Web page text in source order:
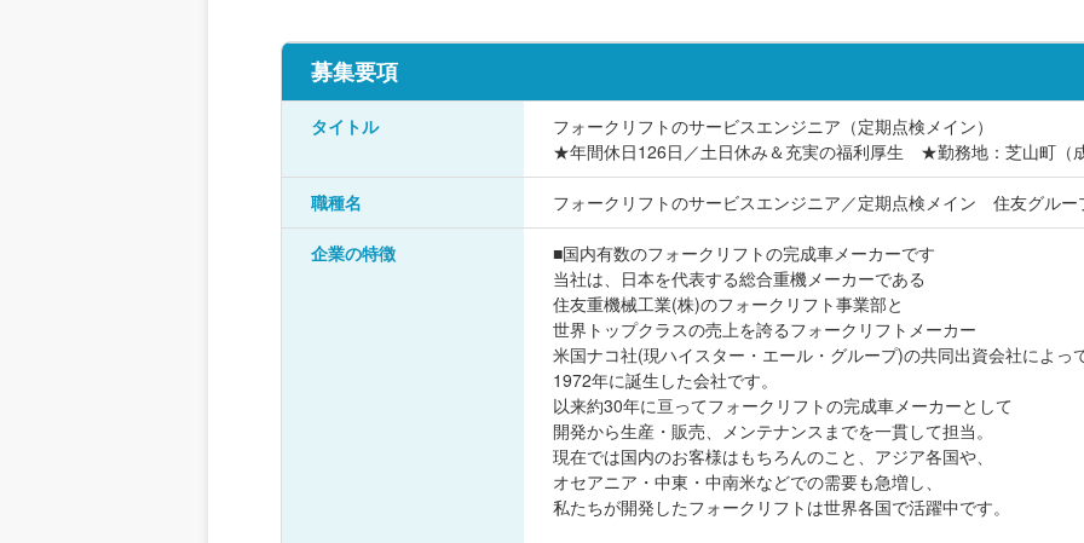
募集要項
タイトル
フォークリフトのサービスエンジニア（定期点検メイン）
★年間休日126日／土日休み＆充実の福利厚生 ★勤務地：芝山町（
職種名 フォークリフトのサービスエンジニア／定期点検メイン 住友グルー
企業の特徴
■国内有数のフォークリフトの完成車メーカーです
当社は、日本を代表する総合重機メーカーである
住友重機械工業(株)のフォークリフト事業部と
世界トップクラスの売上を誇るフォークリフトメーカー
米国ナコ社(現ハイスター・エール・グループ)の共同出資会社によっ
1972年に誕生した会社です。
以来約30年に亘ってフォークリフトの完成車メーカーとして
開発から生産・販売、メンテナンスまでを一貫して担当。
現在では国内のお客様はもちろんのこと、アジア各国や、
オセアニア・中東・中南米などでの需要も急増し、
私たちが開発したフォークリフトは世界各国で活躍中です。